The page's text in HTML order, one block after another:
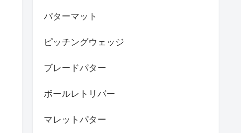
パターマット
ピッチングウェッジ
ブレードパター
ボールレトリバー
マレットパター